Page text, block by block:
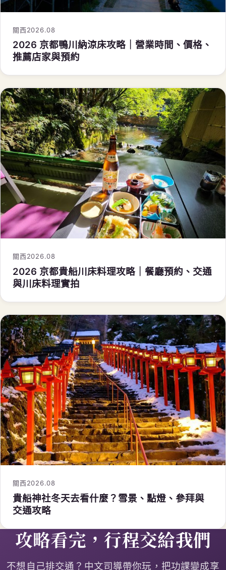
關西2026.08
2026 京都鴨川納涼床攻略｜營業時間、價格、
推薦店家與預約
關西2026.08
2026 京都貴船川床料理攻略｜餐廳預約、交通
與川床料理實拍
關西2026.08
貴船神社冬天去看什麼？雪景、點燈、參拜與
交通攻略
攻略看完，行程交給我們
不想自己排交通？中文司導帶你玩，把功課變成享